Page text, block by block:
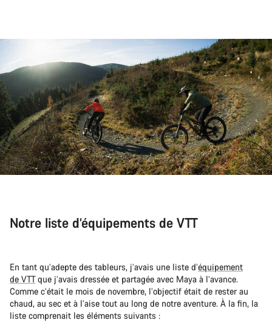
Notre liste d’équipements de VTT
En tant qu’adepte des tableurs, j’avais une liste d’équipement
de VTTque j’avais dressée et partagée avec Maya à l’avance.
Comme c’était le mois de novembre, l’objectif était de rester au
chaud, au sec et à l’aise tout au long de notre aventure. À la fin, la
liste comprenait les éléments suivants :